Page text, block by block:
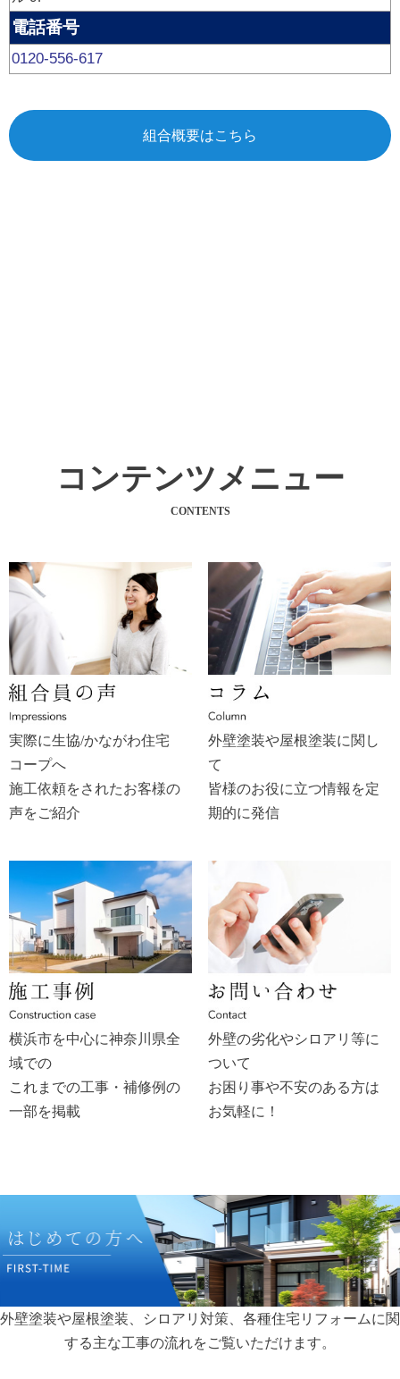
電話番号
0120-556-617
組合概要はこちら
コンテンツメニュー
CONTENTS
実際に生協/かながわ住宅
コープへ
施工依頼をされたお客様の
声をご紹介
外壁塗装や屋根塗装に関し
て
皆様のお役に立つ情報を定
期的に発信
横浜市を中心に神奈川県全
域での
これまでの工事・補修例の
一部を掲載
外壁の劣化やシロアリ等に
ついて
お困り事や不安のある方は
お気軽に！
外壁塗装や屋根塗装、シロアリ対策、各種住宅リフォームに関
する主な工事の流れをご覧いただけます。